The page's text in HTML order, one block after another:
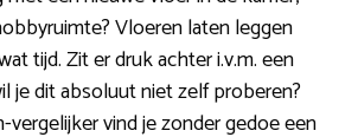
Vloeren laten leggen
tijd. Zit er druk achter i.v.m. een
je dit absoluut niet zelf proberen?
vergelijker vind je zonder gedoe een